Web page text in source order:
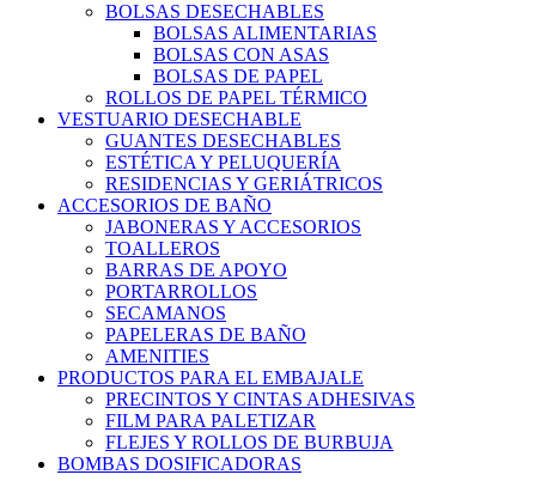
BOLSAS DESECHABLES
BOLSAS ALIMENTARIAS
BOLSAS CON ASAS
BOLSAS DE PAPEL
ROLLOS DE PAPEL TÉRMICO
VESTUARIO DESECHABLE
GUANTES DESECHABLES
ESTÉTICA Y PELUQUERÍA
RESIDENCIAS Y GERIÁTRICOS
ACCESORIOS DE BAÑO
JABONERAS Y ACCESORIOS
TOALLEROS
BARRAS DE APOYO
PORTARROLLOS
SECAMANOS
PAPELERAS DE BAÑO
AMENITIES
PRODUCTOS PARA EL EMBAJALE
PRECINTOS Y CINTAS ADHESIVAS
FILM PARA PALETIZAR
FLEJES Y ROLLOS DE BURBUJA
BOMBAS DOSIFICADORAS